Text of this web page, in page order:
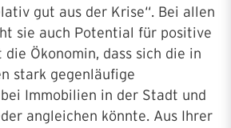
gut aus der Krise“. Bei allen
sie auch Potential für positive
Ökonomin, dass sich die in
stark gegenläufige
Immobilien in der Stadt und
angleichen könnte. Aus Ihrer